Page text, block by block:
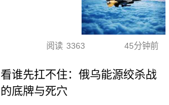
阅读 3363 45分钟前
看谁先扛不住：俄乌能源绞杀战
的底牌与死穴